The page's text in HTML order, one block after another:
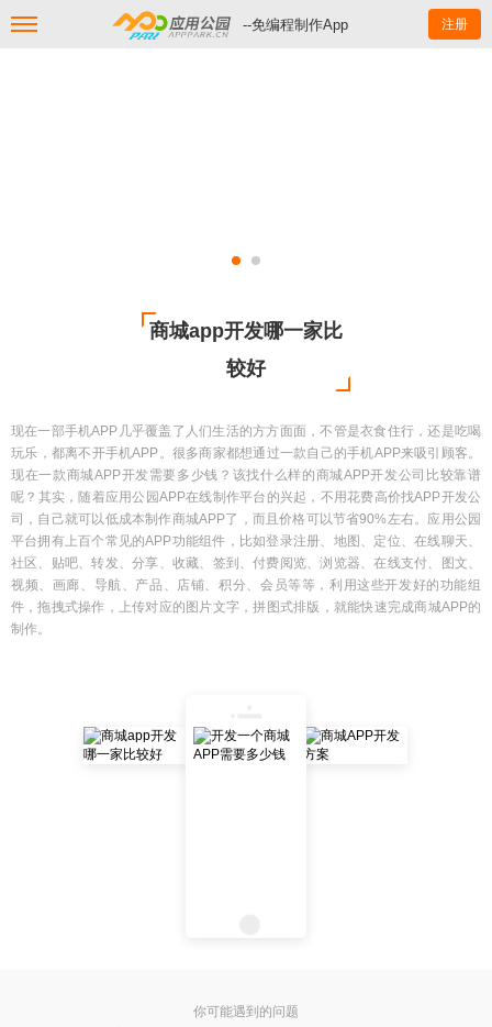
--免编程制作App 注册
商城app开发哪一家比
较好
现在一部手机APP几乎覆盖了人们生活的方方面面，不管是衣食住行，还是吃喝
玩乐，都离不开手机APP。很多商家都想通过一款自己的手机APP来吸引顾客。
现在一款商城APP开发需要多少钱？该找什么样的商城APP开发公司比较靠谱
呢？其实，随着应用公园APP在线制作平台的兴起，不用花费高价找APP开发公
司，自己就可以低成本制作商城APP了，而且价格可以节省90%左右。应用公园
平台拥有上百个常见的APP功能组件，比如登录注册、地图、定位、在线聊天、
社区、贴吧、转发、分享、收藏、签到、付费阅览、浏览器、在线支付、图文、
视频、画廊、导航、产品、店铺、积分、会员等等，利用这些开发好的功能组
件，拖拽式操作，上传对应的图片文字，拼图式排版，就能快速完成商城APP的
制作。
你可能遇到的问题